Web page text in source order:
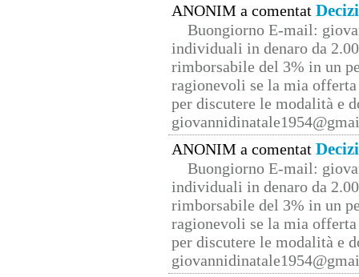
ANONIM a comentat
Buongiorno E-mail:
individuali in denaro da
rimborsabile del 3% in un
ragionevoli se la mia
per discutere le modalità e
ANONIM a comentat
Buongiorno E-mail:
individuali in denaro da
rimborsabile del 3% in un
ragionevoli se la mia
per discutere le modalità e